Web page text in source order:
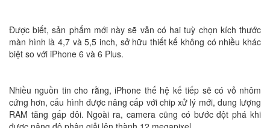
Được biết, sản phẩm mới này sẽ vẫn có hai tuỳ chọn kích thước
màn hình là 4,7 và 5,5 inch, sở hữu thiết kế không có nhiều khác
biệt so với iPhone 6 và 6 Plus.
Nhiều nguồn tin cho rằng, iPhone thế hệ kế tiếp sẽ có vỏ nhôm
cứng hơn, cấu hình được nâng cấp với chip xử lý mới, dung lượng
RAM tăng gấp đôi. Ngoài ra, camera cũng có bước đột phá khi